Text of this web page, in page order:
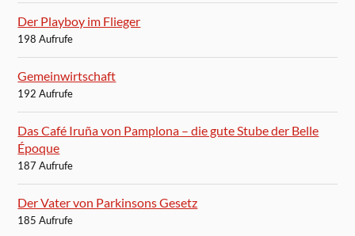
Der Playboy im Flieger
198 Aufrufe
Gemeinwirtschaft
192 Aufrufe
Das Café Iruña von Pamplona – die gute Stube der Belle
Époque
187 Aufrufe
Der Vater von Parkinsons Gesetz
185 Aufrufe